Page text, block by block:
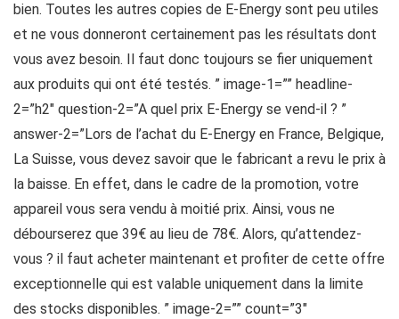
bien. Toutes les autres copies de E-Energy sont peu utiles
et ne vous donneront certainement pas les résultats dont
vous avez besoin. Il faut donc toujours se fier uniquement
aux produits qui ont été testés. ” image-1=”” headline-
2=”h2″ question-2=”A quel prix E-Energy se vend-il ? ”
answer-2=”Lors de l’achat du E-Energy en France, Belgique,
La Suisse, vous devez savoir que le fabricant a revu le prix à
la baisse. En effet, dans le cadre de la promotion, votre
appareil vous sera vendu à moitié prix. Ainsi, vous ne
débourserez que 39€ au lieu de 78€. Alors, qu’attendez-
vous ? il faut acheter maintenant et profiter de cette offre
exceptionnelle qui est valable uniquement dans la limite
des stocks disponibles. ” image-2=”” count=”3″